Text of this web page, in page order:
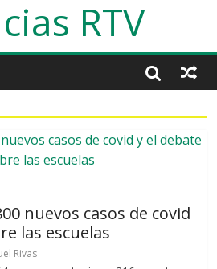
RTV
nuevos casos de covid
las escuelas
Rivas